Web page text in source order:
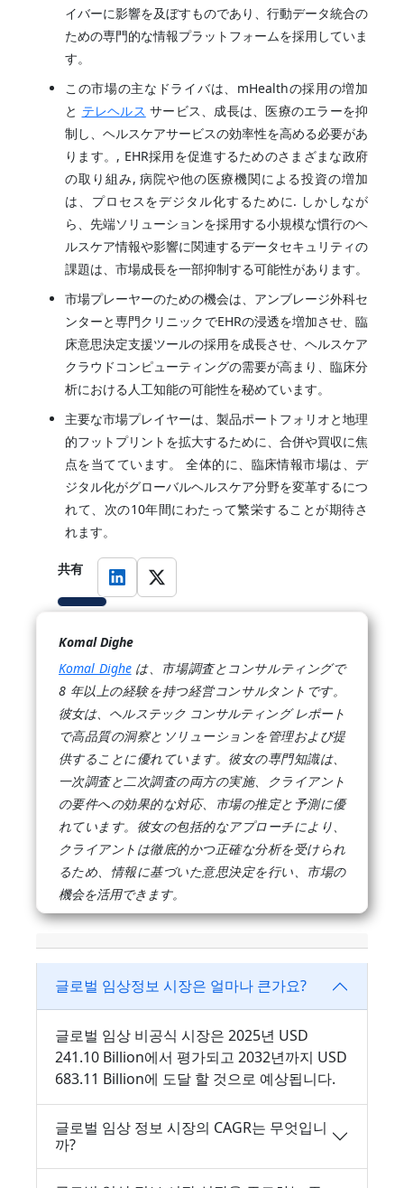
イバーに影響を及ぼすものであり、行動データ統合の
ための専門的な情報プラットフォームを採用していま
す。
この市場の主なドライバは、mHealthの採用の増加
と テレヘルス サービス、成長は、医療のエラーを抑
制し、ヘルスケアサービスの効率性を高める必要があ
ります。, EHR採用を促進するためのさまざまな政府
の取り組み, 病院や他の医療機関による投資の増加
は、プロセスをデジタル化するために. しかしなが
ら、先端ソリューションを採用する小規模な慣行のヘ
ルスケア情報や影響に関連するデータセキュリティの
課題は、市場成長を一部抑制する可能性があります。
市場プレーヤーのための機会は、アンブレージ外科セ
ンターと専門クリニックでEHRの浸透を増加させ、臨
床意思決定支援ツールの採用を成長させ、ヘルスケア
クラウドコンピューティングの需要が高まり、臨床分
析における人工知能の可能性を秘めています。
主要な市場プレイヤーは、製品ポートフォリオと地理
的フットプリントを拡大するために、合併や買収に焦
点を当てています。 全体的に、臨床情報市場は、デ
ジタル化がグローバルヘルスケア分野を変革するにつ
れて、次の10年間にわたって繁栄することが期待さ
れます。
共有
Komal Dighe
Komal Digheは、市場調査とコンサルティングで
8 年以上の経験を持つ経営コンサルタントです。
彼女は、ヘルステック コンサルティング レポート
で高品質の洞察とソリューションを管理および提
供することに優れています。彼女の専門知識は、
一次調査と二次調査の両方の実施、クライアント
の要件への効果的な対応、市場の推定と予測に優
れています。彼女の包括的なアプローチにより、
クライアントは徹底的かつ正確な分析を受けられ
るため、情報に基づいた意思決定を行い、市場の
機会を活用できます。
글로벌 임상정보 시장은 얼마나 큰가요?
글로벌 임상 비공식 시장은 2025년 USD
241.10 Billion에서 평가되고 2032년까지 USD
683.11 Billion에 도달 할 것으로 예상됩니다.
글로벌 임상 정보 시장의 CAGR는 무엇입니
까?